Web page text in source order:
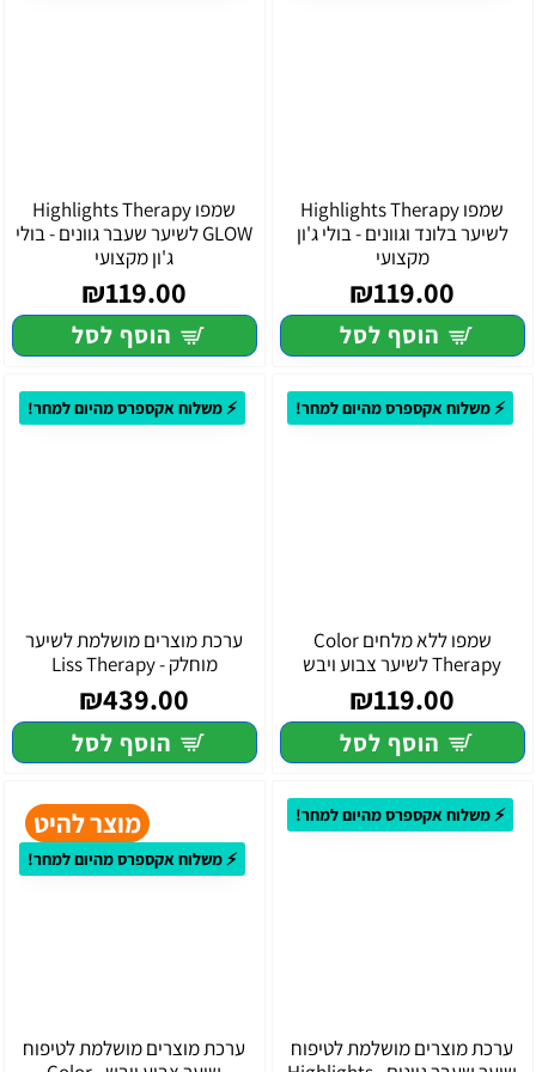
שמפו Highlights Therapy
לשיער בלונד וגוונים - בולי ג'ון
מקצועי
₪119.00
הוסף לסל
שמפו Highlights Therapy
GLOW לשיער שעבר גוונים - בולי
ג'ון מקצועי
₪119.00
הוסף לסל
⚡ משלוח אקספרס מהיום למחר!
שמפו ללא מלחים Color
Therapy לשיער צבוע ויבש
₪119.00
הוסף לסל
⚡ משלוח אקספרס מהיום למחר!
ערכת מוצרים מושלמת לשיער
מוחלק - Liss Therapy
₪439.00
הוסף לסל
⚡ משלוח אקספרס מהיום למחר!
ערכת מוצרים מושלמת לטיפוח
מוצר להיט
⚡ משלוח אקספרס מהיום למחר!
ערכת מוצרים מושלמת לטיפוח